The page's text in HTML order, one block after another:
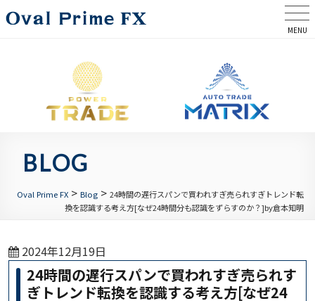
MENU
BLOG
Oval Prime FX > Blog > 24時間の遅行スパンで買われすぎ売られすぎトレンド転
換を認識する考え方[なぜ24時間分も認識をずらすのか？]by倉本知明
2024年12月19日
24時間の遅行スパンで買われすぎ売られす
ぎトレンド転換を認識する考え方[なぜ24